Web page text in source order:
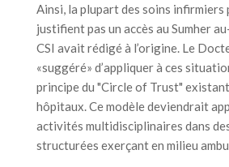
Ainsi, la plupart des soins infirmiers
justifient pas un accès au Sumher
CSI avait rédigé à l’origine. Le
«suggéré» d’appliquer à ces
principe du "Circle of Trust"
hôpitaux. Ce modèle deviendrait
activités multidisciplinaires dans
structurées exerçant en milieu